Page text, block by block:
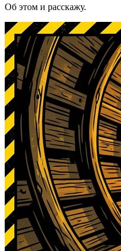
Об этом и расскажу.